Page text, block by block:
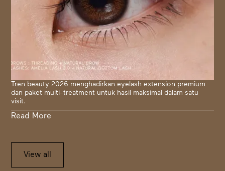
Tren beauty 2026 menghadirkan eyelash extension premium
dan paket multi-treatment untuk hasil maksimal dalam satu
visit.
Read More
View all